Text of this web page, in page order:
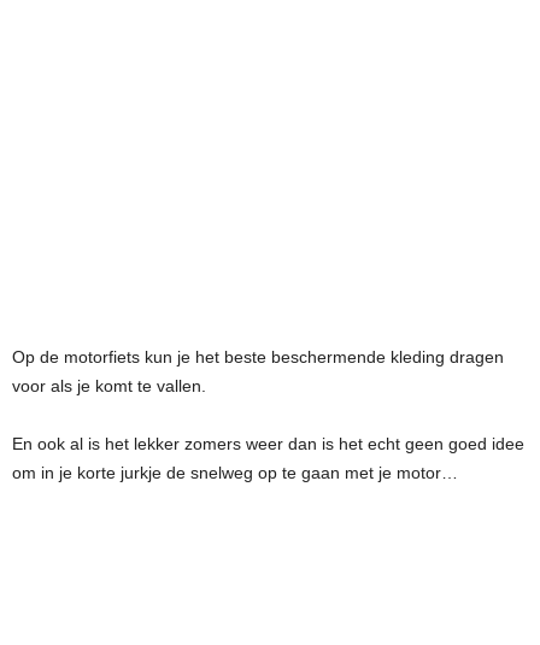
Op de motorfiets kun je het beste beschermende kleding dragen
voor als je komt te vallen.
En ook al is het lekker zomers weer dan is het echt geen goed idee
om in je korte jurkje de snelweg op te gaan met je motor…